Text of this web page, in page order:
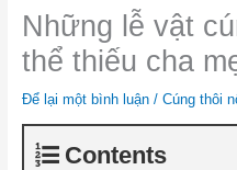
Những lễ vật
thể thiếu cha
Để lại một bình luận / Cúng thôi
Contents